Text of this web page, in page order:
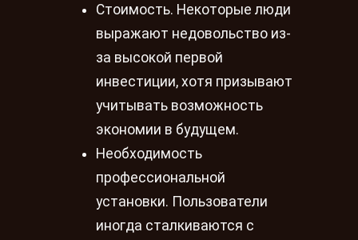
Стоимость. Некоторые люди
выражают недовольство из-
за высокой первой
инвестиции, хотя призывают
учитывать возможность
экономии в будущем.
Необходимость
профессиональной
установки. Пользователи
иногда сталкиваются с